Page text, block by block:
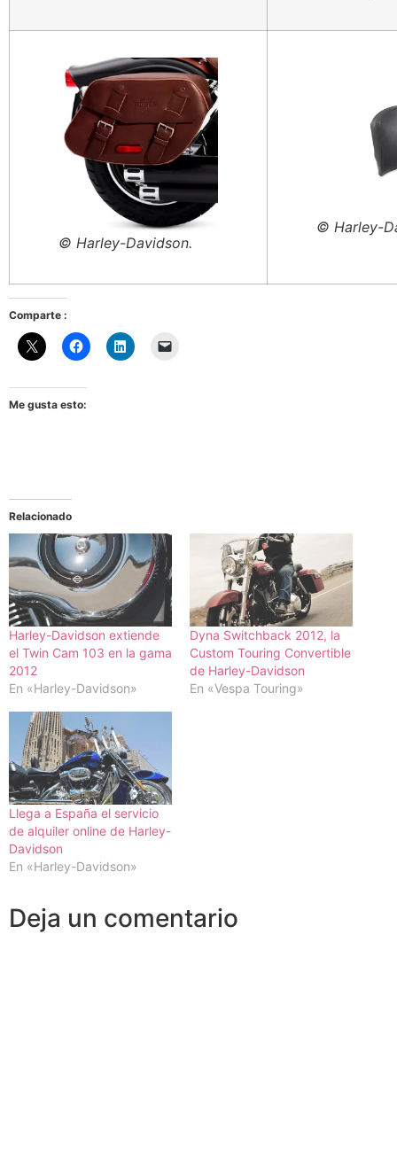
© Harley-Davidson.
© Harley-
Comparte :
Me gusta esto:
Relacionado
Harley-Davidson extiende
el Twin Cam 103 en la gama
2012
En «Harley-Davidson»
Dyna Switchback 2012, la
Custom Touring Convertible
de Harley-Davidson
En «Vespa Touring»
Llega a España el servicio
de alquiler online de Harley-
Davidson
En «Harley-Davidson»
Deja un comentario